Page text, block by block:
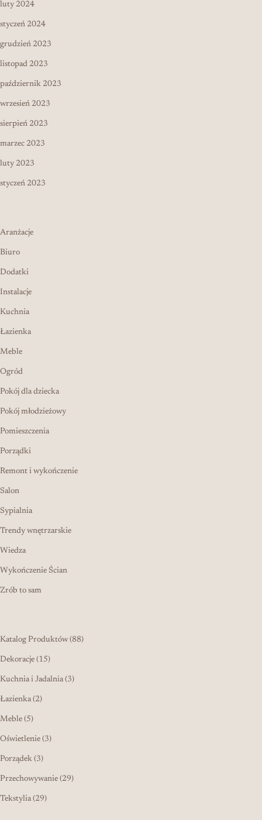
luty 2024
styczeń 2024
grudzień 2023
listopad 2023
październik 2023
wrzesień 2023
sierpień 2023
marzec 2023
luty 2023
styczeń 2023
Aranżacje
Biuro
Dodatki
Instalacje
Kuchnia
Łazienka
Meble
Ogród
Pokój dla dziecka
Pokój młodzieżowy
Pomieszczenia
Porządki
Remont i wykończenie
Salon
Sypialnia
Trendy wnętrzarskie
Wiedza
Wykończenie Ścian
Zrób to sam
Katalog Produktów 8888 produktów
Dekoracje 1515 produktów
Kuchnia i Jadalnia 33 produkty
Łazienka 22 produkty
Meble 55 produktów
Oświetlenie 33 produkty
Porządek 33 produkty
Przechowywanie 2929 produktów
Tekstylia 2929 produktów